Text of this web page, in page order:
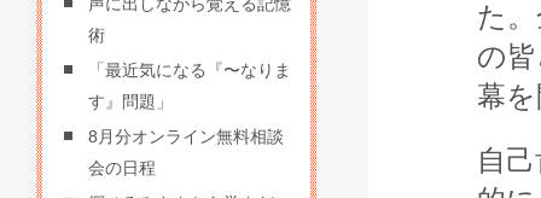
た
の
幕
自
声に出しながら覚える記憶
術
「最近気になる『〜なりま
す』問題」
8月分オンライン無料相談
会の日程